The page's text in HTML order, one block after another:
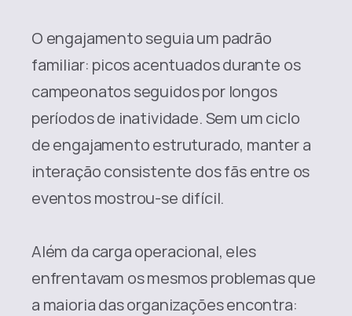
O engajamento seguia um padrão
familiar: picos acentuados durante os
campeonatos seguidos por longos
períodos de inatividade. Sem um ciclo
de engajamento estruturado, manter a
interação consistente dos fãs entre os
eventos mostrou-se difícil.
Além da carga operacional, eles
enfrentavam os mesmos problemas que
a maioria das organizações encontra: